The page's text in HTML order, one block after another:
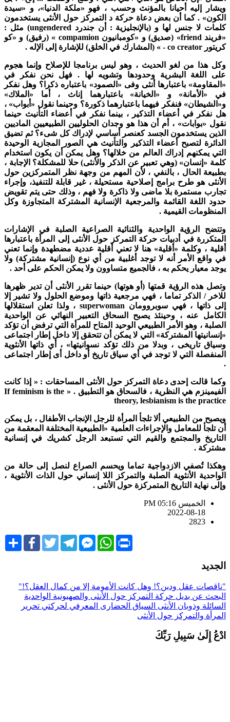
إليه أحيانا بالمؤنث وحسب ، فهو «ملكة الدنيا»، و «سيدة
. كما أن بعض دعاة حركة د التمركز حول الأنثى يستخدمون
لا جنس لها و (بالإنجليزية : أن جندردungendered) مثل :
friend» (صدیق) و «كومبانيونcompamion» (رفیق) و «کو
co creator- » (المشارك في الخلق) للإشارة إلى الإله .
هذا من لغو الحديث ، وهو ليس برنامجا للإصلاح وإنما هجوم
اللغة البشرية وحدودها وتشويه لها . فهل نحن نفكر في
باعتبارها أنثى وفى «الصمود» باعتباره ذكرا؟ وهل نفكر
«الأمانة» و «الخيانة» باعتبارهما إناث ، أما «الملاك»
فنفكر فيهما باعتبارهما ذكورة؟ وحينما نقول «أبواب» ،
نفكر في أعضاء التذكير ، بينما نفكر في أعضاء التأنيث حينما
«بوابات» ، أم أن هذا هو وجدان الحلوليين الطبيعيين الماديين
يستخدمون الجسد كعنصر أساسي لإدراك كل شیء؟ ثم تضيق
لتصبح أعضاء التذكير والتأنيث هي الصور المجازية الوحيدة
يمكنهم إدراك العالم من خلالها؟ وهل يمكن أن يكون استخدام
«إنسان» (وهي تعبير عن الذكر والأنثى) حلا للمشكلة؟ الإجابة ،
الحال ، بالنفي ، لأن المهم من وجهة نظر المتمركزين حول
هو طرح برامج إصلاحية مستحيلة ، غير قابلة للتنفيذ، وإجراء
مستمرة بلا ماضی ولا ذاكرة ولا فهم ، وذلك حتى يتم تقويض
اللغة القائمة والمرجعية الإنسانية المشتركة المتجاوزة وكل
القيمية .
الرؤية الواحدية والثنائية الصراعية الصلبة في الإشارات
في أدبيات حركة التمركز حول الأنثى إلى المرأة باعتبارها
، وكلمة «أقلية» هنا لا تعني أقلية عددية مضطهدة وإنما تعني
واقع الأمر أنه لا توجد أغلبية من أي نوع (إنسانية مشتركة) ولا
معیار یحکم به ، فالجميع متساوون ولا يمكن الحكم على أحد .
هذه الرؤية قمتها (أو هوتها) حينما تقرر الأنثى أن تدير ظهرها
/ الذكر تماما ، فهي مرجعية ذاتها وموضع الحلول ولا تشير إلا
ذاتها ، فهي سوبروومانsuperwoman، ولذا تعلن استقلالها
عنه ، وحينئذ يصبح السحاق التعبير النهائي عن الواحدية
، وهو الأمر الطبيعي الوحيد المتاح للمرأة التي ترفض أن تؤكد
المشتركة» التي لا يمكن أن تتحقق إلا داخل إطار اجتماعی
تاریخی ، وبدلا من ذلك تؤكد نسوانیتها» ، أي ذاتها الأنثوية
التي لا توجد في أي سياق تاريخ أو داخل أى إطار اجتماعی
قالت إحدى دعاة التمركز حول الأنثى المساحقات : « إذا كانت
هي النظرية ، فالسحاق هو التطبيق
. « If feminism is the
theory, lesbianism is the
من الطبيعي ألا تلجأ المرأة للرجل الإنجاب الأطفال ، بل يمكن
تلجأ للمعامل والإجراءات العلمية «الطبيعية المختلفة المعقمة من
والمجتمع والقيم التي تستبعد الرجل كشريك في إنسانية
.
تُصفي الازدواجية تماما ويحسم الصراع لنصل إلى حالة من
الأنثوية الصلبة والتمركز اللا إنساني حول الذات الأنثوية ،
نهاية التاريخ المتمركزة حول الأنثى .
الخميس PM 05:16
2022-08-18
2823
ShareFacebookTwitterTelegramFacebook
Messenger
WhatsApp Print
عقل ودين؟! وهل كانت الأمومة إلا من كمال العقل؟!"
عن بديل حركة التمركز حول الأنثى والصهيونيةالواحدية
وذوبان الأنثى السياق الحضارى المعرفي لحركتي تحرير
والتمركز حول الأنثى
إِلَىٰ سَبِيلِ رَبِّكَ